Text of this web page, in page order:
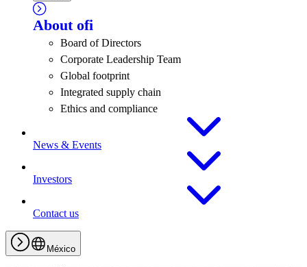
About ofi
Board of Directors
Corporate Leadership Team
Global footprint
Integrated supply chain
Ethics and compliance
News & Events
Investors
Contact us
México